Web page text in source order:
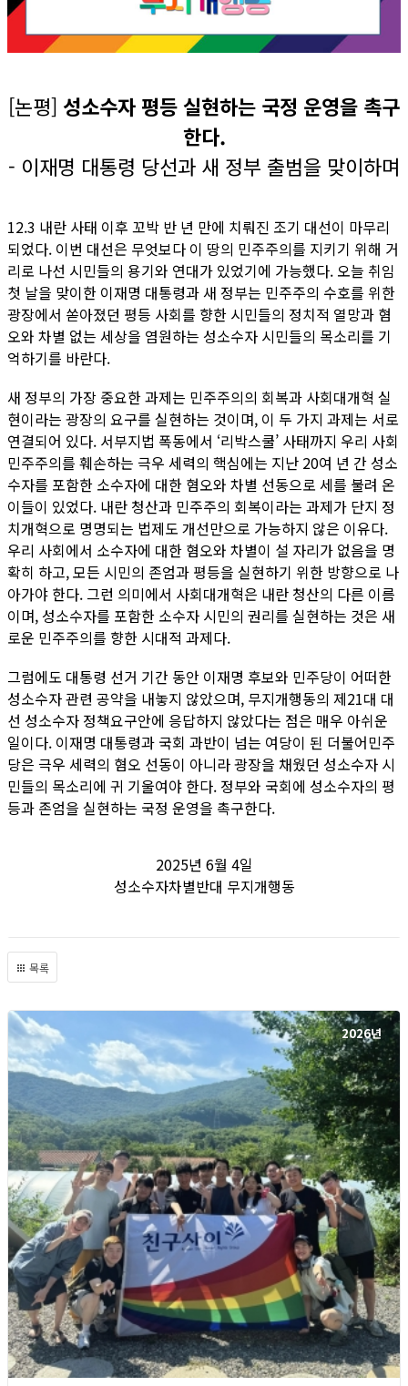
[논평] 성소수자 평등 실현하는 국정 운영을 촉구
한다.
- 이재명 대통령 당선과 새 정부 출범을 맞이하며
12.3 내란 사태 이후 꼬박 반 년 만에 치뤄진 조기 대선이 마무리
되었다. 이번 대선은 무엇보다 이 땅의 민주주의를 지키기 위해 거
리로 나선 시민들의 용기와 연대가 있었기에 가능했다. 오늘 취임
첫 날을 맞이한 이재명 대통령과 새 정부는 민주주의 수호를 위한
광장에서 쏟아졌던 평등 사회를 향한 시민들의 정치적 열망과 혐
오와 차별 없는 세상을 염원하는 성소수자 시민들의 목소리를 기
억하기를 바란다.
새 정부의 가장 중요한 과제는 민주주의의 회복과 사회대개혁 실
현이라는 광장의 요구를 실현하는 것이며, 이 두 가지 과제는 서로
연결되어 있다. 서부지법 폭동에서 ‘리박스쿨’ 사태까지 우리 사회
민주주의를 훼손하는 극우 세력의 핵심에는 지난 20여 년 간 성소
수자를 포함한 소수자에 대한 혐오와 차별 선동으로 세를 불려 온
이들이 있었다. 내란 청산과 민주주의 회복이라는 과제가 단지 정
치개혁으로 명명되는 법제도 개선만으로 가능하지 않은 이유다.
우리 사회에서 소수자에 대한 혐오와 차별이 설 자리가 없음을 명
확히 하고, 모든 시민의 존엄과 평등을 실현하기 위한 방향으로 나
아가야 한다. 그런 의미에서 사회대개혁은 내란 청산의 다른 이름
이며, 성소수자를 포함한 소수자 시민의 권리를 실현하는 것은 새
로운 민주주의를 향한 시대적 과제다.
그럼에도 대통령 선거 기간 동안 이재명 후보와 민주당이 어떠한
성소수자 관련 공약을 내놓지 않았으며, 무지개행동의 제21대 대
선 성소수자 정책요구안에 응답하지 않았다는 점은 매우 아쉬운
일이다. 이재명 대통령과 국회 과반이 넘는 여당이 된 더불어민주
당은 극우 세력의 혐오 선동이 아니라 광장을 채웠던 성소수자 시
민들의 목소리에 귀 기울여야 한다. 정부와 국회에 성소수자의 평
등과 존엄을 실현하는 국정 운영을 촉구한다.
2025년 6월 4일
성소수자차별반대 무지개행동
목록
2026년